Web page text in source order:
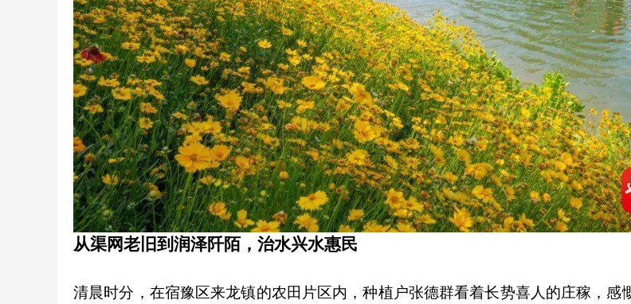
从渠网老旧到润泽阡陌，治水兴水惠民
清晨时分，在宿豫区来龙镇的农田片区内，种植户张德群看着长势喜人的庄稼，感